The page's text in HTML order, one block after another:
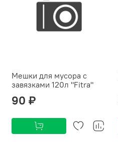
Мешки для мусора с
завязками 120л "Fitra"
90 ₽